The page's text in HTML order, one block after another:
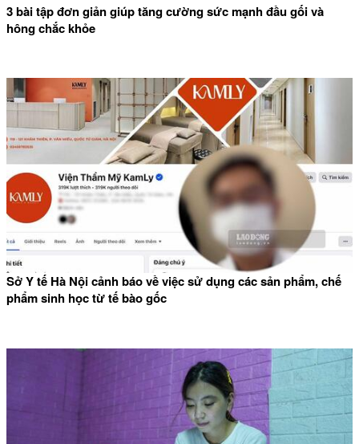
3 bài tập đơn giản giúp tăng cường sức mạnh đầu gối và
hông chắc khỏe
Sở Y tế Hà Nội cảnh báo về việc sử dụng các sản phẩm, chế
phẩm sinh học từ tế bào gốc